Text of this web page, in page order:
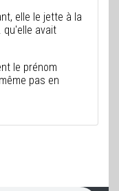
elle le jette à la
qu'elle avait
le prénom
pas en